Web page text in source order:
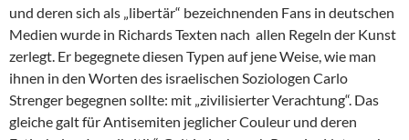
und deren sich als „libertär“ bezeichnenden Fans in deutschen
Medien wurde in Richards Texten nach allen Regeln der Kunst
zerlegt. Er begegnete diesen Typen auf jene Weise, wie man
ihnen in den Worten des israelischen Soziologen Carlo
Strenger begegnen sollte: mit „zivilisierter Verachtung“. Das
gleiche galt für Antisemiten jeglicher Couleur und deren